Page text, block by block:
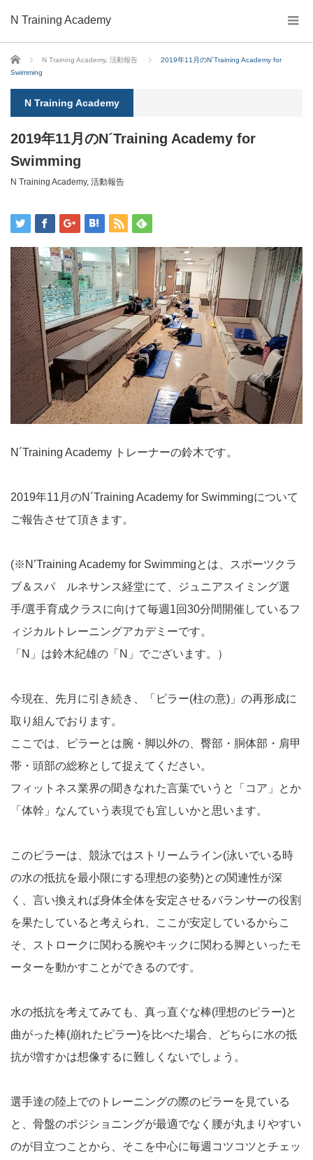
N Training Academy
ホーム N Training Academy, 活動報告
2019年11月のN´Training Academy for
Swimming
N Training Academy
2019年11月のN´Training Academy for
Swimming
N Training Academy, 活動報告
N´Training Academy トレーナーの鈴木です。
2019年11月のN´Training Academy for Swimmingについて
ご報告させて頂きます。
(※N’Training Academy for Swimmingとは、スポーツクラ
ブ＆スパ ルネサンス経堂にて、ジュニアスイミング選
手/選手育成クラスに向けて毎週1回30分間開催しているフ
ィジカルトレーニングアカデミーです。
「N」は鈴木紀雄の「N」でございます。）
今現在、先月に引き続き、「ピラー(柱の意)」の再形成に
取り組んでおります。
ここでは、ピラーとは腕・脚以外の、臀部・胴体部・肩甲
帯・頭部の総称として捉えてください。
フィットネス業界の聞きなれた言葉でいうと「コア」とか
「体幹」なんていう表現でも宜しいかと思います。
このピラーは、競泳ではストリームライン(泳いでいる時
の水の抵抗を最小限にする理想の姿勢)との関連性が深
く、言い換えれば身体全体を安定させるバランサーの役割
を果たしていると考えられ、ここが安定しているからこ
そ、ストロークに関わる腕やキックに関わる脚といったモ
ーターを動かすことができるのです。
水の抵抗を考えてみても、真っ直ぐな棒(理想のピラー)と
曲がった棒(崩れたピラー)を比べた場合、どちらに水の抵
抗が増すかは想像するに難しくないでしょう。
選手達の陸上でのトレーニングの際のピラーを見ている
と、骨盤のポジショニングが最適でなく腰が丸まりやすい
のが目立つことから、そこを中心に毎週コツコツとチェッ